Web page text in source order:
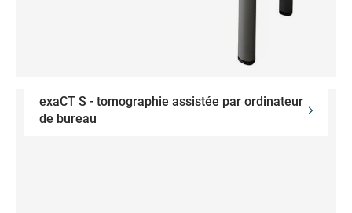
exaCT S - tomographie assistée par ordinateur
de bureau